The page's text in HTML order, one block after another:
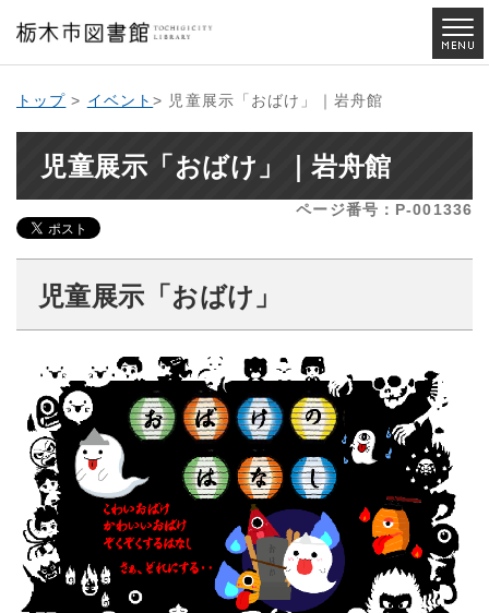
トップ > イベント> 児童展示「おばけ」｜岩舟館
児童展示「おばけ」｜岩舟館
ページ番号：P-001336
児童展示「おばけ」